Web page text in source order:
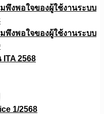
พึงพอใจของผู้ใช้งานระบบ
พึงพอใจของผู้ใช้งานระบบ
2568
1/2568